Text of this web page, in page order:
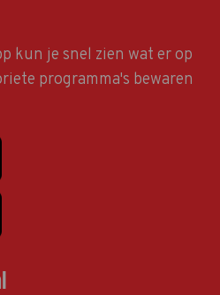
kun je snel zien wat er op
programma's bewaren